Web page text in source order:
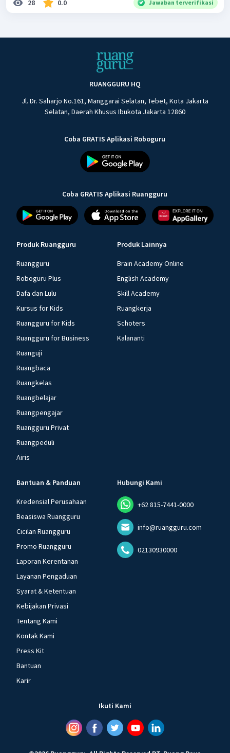
28 0.0 Jawaban terverifikasi
RUANGGURU HQ
Jl. Dr. Saharjo No.161, Manggarai Selatan, Tebet, Kota Jakarta
Selatan, Daerah Khusus Ibukota Jakarta 12860
Coba GRATIS Aplikasi Roboguru
Coba GRATIS Aplikasi Ruangguru
Produk Ruangguru
Ruangguru
Roboguru Plus
Dafa dan Lulu
Kursus for Kids
Ruangguru for Kids
Ruangguru for Business
Ruanguji
Ruangbaca
Ruangkelas
Ruangbelajar
Ruangpengajar
Ruangguru Privat
Ruangpeduli
Airis
Produk Lainnya
Brain Academy Online
English Academy
Skill Academy
Ruangkerja
Schoters
Kalananti
Bantuan & Panduan
Kredensial Perusahaan
Beasiswa Ruangguru
Cicilan Ruangguru
Promo Ruangguru
Laporan Kerentanan
Layanan Pengaduan
Syarat & Ketentuan
Kebijakan Privasi
Tentang Kami
Kontak Kami
Press Kit
Bantuan
Karir
Hubungi Kami
+62 815-7441-0000
info@ruangguru.com
02130930000
Ikuti Kami